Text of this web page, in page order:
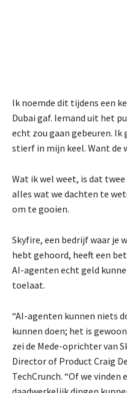
Ik noemde dit tijdens een
Dubai gaf. Iemand uit het
echt zou gaan gebeuren.
stierf in mijn keel. Want de
Wat ik wel weet, is dat
alles wat we dachten te
om te gooien.
Skyfire, een bedrijf waar je
hebt gehoord, heeft een
AI-agenten echt geld
toelaat.
“AI-agenten kunnen niets
kunnen doen; het is
zei de Mede-oprichter van
Director of Product Craig
TechCrunch. “Of we